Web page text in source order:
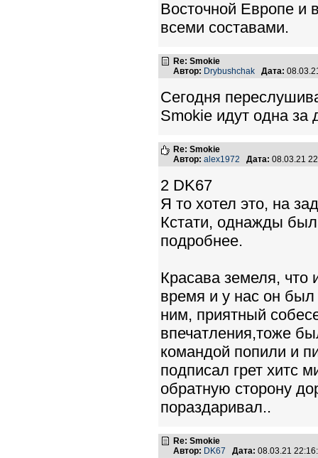
Восточной Европе и
всеми составами.
Re: Smokie
Автор: Drybushchak Дата:
Сегодня
Smokie идут одна за
Re: Smokie
Автор: alex1972 Дата: 08.03.21
2 DK67
Я то хотел это, на
Кстати, однажды
подробнее.
Красава земеля, что
время и у нас он
ним, приятный
впечатления,тоже
командой попили и
подписал грет хитс
обратную сторону
пораздаривал..
Re: Smokie
Автор: DK67 Дата: 08.03.21